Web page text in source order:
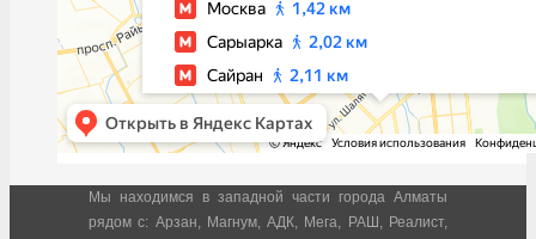
Мы находимся в западной части города Алматы
рядом с: Арзан, Магнум, АДК, Мега, РАШ, Реалист,